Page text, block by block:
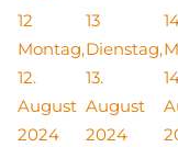
12
Montag,
12.
August
2024
13
Dienstag,
13.
August
2024